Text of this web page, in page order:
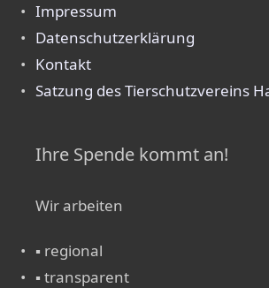
Impressum
Datenschutzerklärung
Kontakt
Satzung des Tierschutzvereins
Ihre Spende kommt an!
Wir arbeiten
▪ regional
▪ transparent